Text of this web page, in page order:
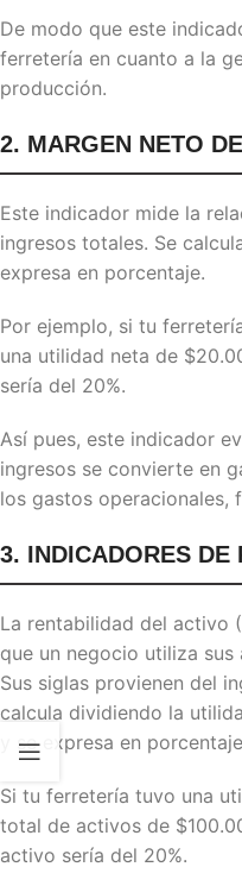
De modo que este
ferretería en cuanto a la
producción.
2. MARGEN NETO
Este indicador mide la
ingresos totales. Se
expresa en porcentaje.
Por ejemplo, si tu
una utilidad neta de
sería del 20%.
Así pues, este indicador
ingresos se convierte en
los gastos operacionales,
3. INDICADORES
La rentabilidad del activo
que un negocio utiliza
Sus siglas provienen del
calcula dividiendo la
y se expresa en
Si tu ferretería tuvo una
total de activos de
activo sería del 20%.